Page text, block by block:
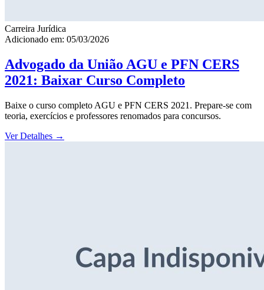
Carreira Jurídica
Adicionado em: 05/03/2026
Advogado da União AGU e PFN CERS
2021: Baixar Curso Completo
Baixe o curso completo AGU e PFN CERS 2021. Prepare-se com
teoria, exercícios e professores renomados para concursos.
Ver Detalhes →